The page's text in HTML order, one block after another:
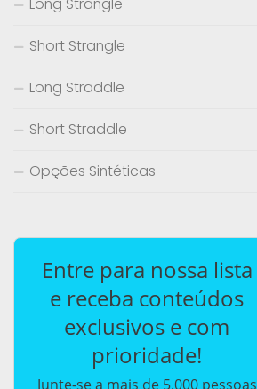
Short Strangle
Long Straddle
Short Straddle
Opções Sintéticas
Entre para nossa lista
e receba conteúdos
exclusivos e com
prioridade!
Junte-se a mais de 5.000 pessoas